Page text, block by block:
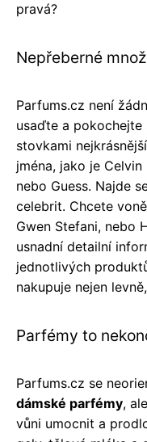
pravá?
Nepřeberné
Parfums.cz není
usaďte a pokochejte
stovkami
jména, jako je Celvin
nebo Guess. Najde
celebrit. Chcete
Gwen Stefani, nebo
usnadní detailní
jednotlivých
nakupuje nejen
Parfémy to
Parfums.cz se
dámské parfémy,
vůni umocnit a